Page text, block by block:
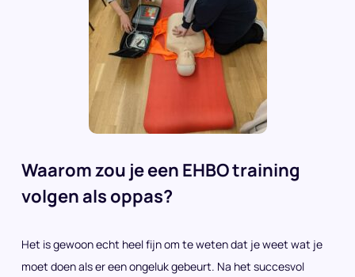
Waarom zou je een EHBO training
volgen als oppas?
Het is gewoon echt heel fijn om te weten dat je weet wat je
moet doen als er een ongeluk gebeurt. Na het succesvol